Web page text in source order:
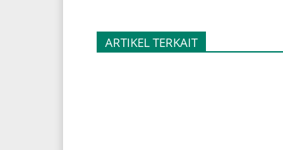
ARTIKEL TERKAIT